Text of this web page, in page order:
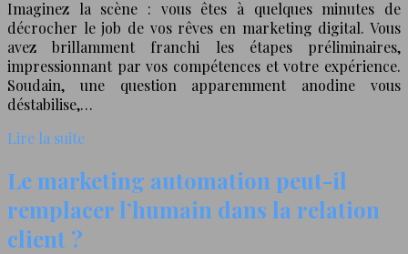
Imaginez la scène : vous êtes à quelques minutes de
décrocher le job de vos rêves en marketing digital. Vous
avez brillamment franchi les étapes préliminaires,
impressionnant par vos compétences et votre expérience.
Soudain, une question apparemment anodine vous
déstabilise,…
Lire la suite
Le marketing automation peut-il
remplacer l’humain dans la relation
client ?